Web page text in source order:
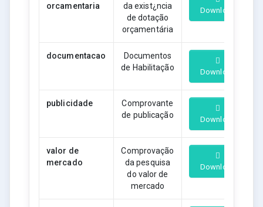
orcamentaria
da exist¿ncia
de dotação
orçamentária
Download
documentacao
Documentos
de Habilitação
Download
publicidade
Comprovante
de publicação
Download
valor de
mercado
Comprovação
da pesquisa
do valor de
mercado
Download